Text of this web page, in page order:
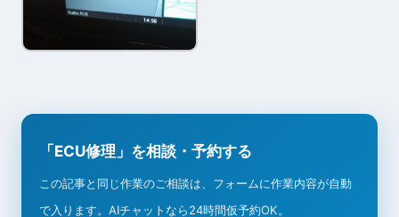
「ECU修理」を相談・予約する
この記事と同じ作業のご相談は、フォームに作業内容が自動
で入ります。AIチャットなら24時間仮予約OK。